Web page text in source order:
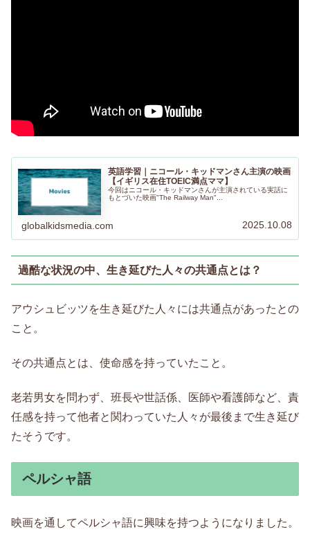
英語学習｜ニコール・キッドマンさん主演の映画
【イギリス在住TOEIC満点ママ】
今回はニコール・キッドマンさんが主演されている実話に
もとづいた映画"The Railway Man"...
globalkidsmedia.com 2025.10.08
過酷な状況の中、生き延びた人々の共通点とは？
アウシュビッツを生き延びた人々には共通点があったとの
こと。
その共通点とは、使命感を持っていたこと。
老若男女を問わず、班長や世話係、医師や看護師など、責
任感を持って他者と関わっていた人々が最後まで生き延び
たそうです。
ペルシャ語
映画を通してペルシャ語に興味を持つようになりました。